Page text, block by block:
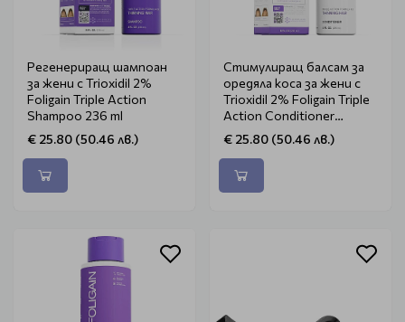
Регенериращ шампоан
за жени с Trioxidil 2%
Foligain Triple Action
Shampoo 236 ml
€ 25.80 (50.46 лв.)
Стимулиращ балсам за
оредяла коса за жени с
Trioxidil 2% Foligain Triple
Action Conditioner
Women 236ml
€ 25.80 (50.46 лв.)